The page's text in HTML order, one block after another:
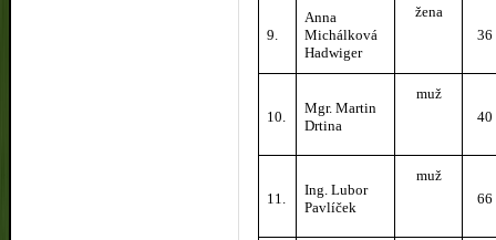
9.
Anna
Michálková
Hadwiger
žena
36
10.
Mgr. Martin
Drtina
muž
40
11.
Ing. Lubor
Pavlíček
muž
66